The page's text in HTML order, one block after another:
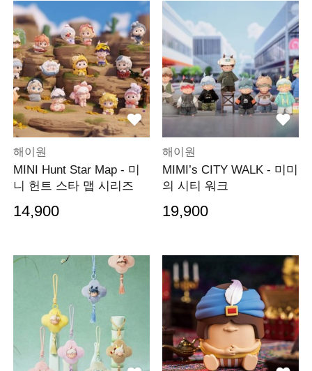
해이원
MINI Hunt Star Map - 미
니 헌트 스타 맵 시리즈
14,900
해이원
MIMI’s CITY WALK - 미미
의 시티 워크
19,900